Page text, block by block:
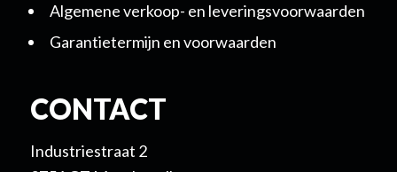
Algemene verkoop- en leveringsvoorwaarden
Garantietermijn en voorwaarden
CONTACT
Industriestraat 2